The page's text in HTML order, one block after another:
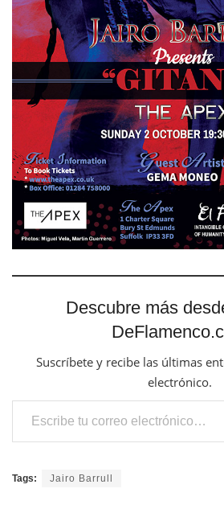
Descubre más
Suscríbete y recibe las últimas
electrónico.
Escribe tu correo electrónico…
Tags: Jairo Barrull